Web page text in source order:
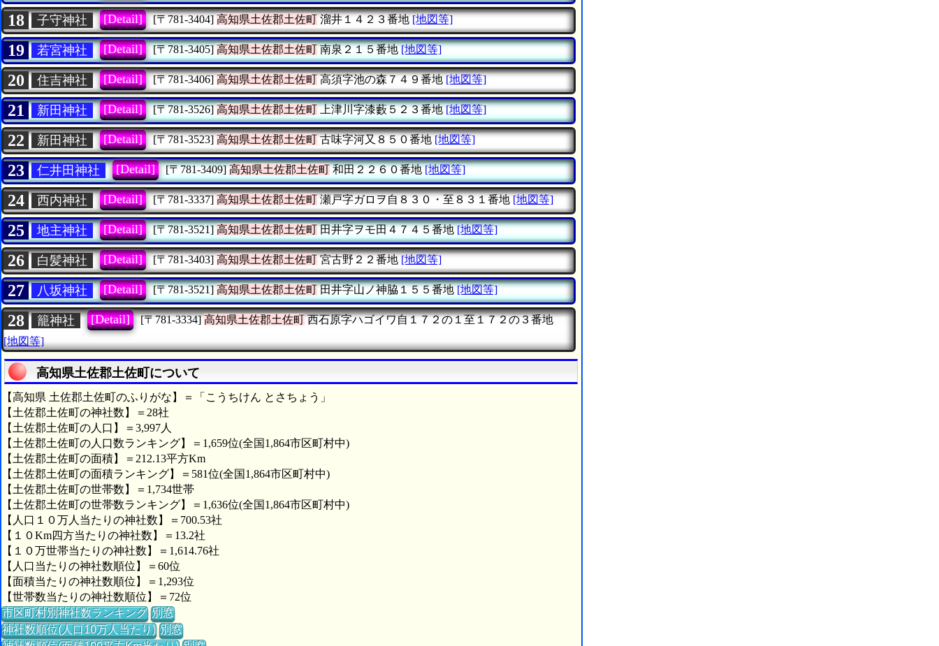
18 子守神社 [Detail] [〒781-3404] 高知県土佐郡土佐町溜井１４２３番地 [地図等]
19 若宮神社 [Detail] [〒781-3405] 高知県土佐郡土佐町南泉２１５番地 [地図等]
20 住吉神社 [Detail] [〒781-3406] 高知県土佐郡土佐町高須字池の森７４９番地 [地図等]
21 新田神社 [Detail] [〒781-3526] 高知県土佐郡土佐町上津川字漆藪５２３番地 [地図等]
22 新田神社 [Detail] [〒781-3523] 高知県土佐郡土佐町古味字河又８５０番地 [地図等]
23 仁井田神社 [Detail] [〒781-3409] 高知県土佐郡土佐町和田２２６０番地 [地図等]
24 西内神社 [Detail] [〒781-3337] 高知県土佐郡土佐町瀬戸字ガロヲ自８３０・至８３１番地 [地図等]
25 地主神社 [Detail] [〒781-3521] 高知県土佐郡土佐町田井字ヲモ田４７４５番地 [地図等]
26 白髪神社 [Detail] [〒781-3403] 高知県土佐郡土佐町宮古野２２番地 [地図等]
27 八坂神社 [Detail] [〒781-3521] 高知県土佐郡土佐町田井字山ノ神脇１５５番地 [地図等]
28 籠神社 [Detail] [〒781-3334] 高知県土佐郡土佐町西石原字ハゴイワ自１７２の１至１７２の３番地
[地図等]
高知県土佐郡土佐町について
【高知県 土佐郡土佐町のふりがな】＝「こうちけん とさちょう」
【土佐郡土佐町の神社数】＝28社
【土佐郡土佐町の人口】＝3,997人
【土佐郡土佐町の人口数ランキング】＝1,659位(全国1,864市区町村中)
【土佐郡土佐町の面積】＝212.13平方Km
【土佐郡土佐町の面積ランキング】＝581位(全国1,864市区町村中)
【土佐郡土佐町の世帯数】＝1,734世帯
【土佐郡土佐町の世帯数ランキング】＝1,636位(全国1,864市区町村中)
【人口１０万人当たりの神社数】＝700.53社
【１０Km四方当たりの神社数】＝13.2社
【１０万世帯当たりの神社数】＝1,614.76社
【人口当たりの神社数順位】＝60位
【面積当たりの神社数順位】＝1,293位
【世帯数当たりの神社数順位】＝72位
市区町村別神社数ランキング 別窓
神社数順位(人口10万人当たり) 別窓